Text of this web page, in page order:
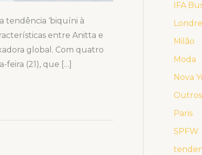
tendência ‘biquíni à
entre Anitta e
global. Com quatro
feira (21), que […]
IFA
Milão
Moda
Nova
Outros
Paris
SPFW